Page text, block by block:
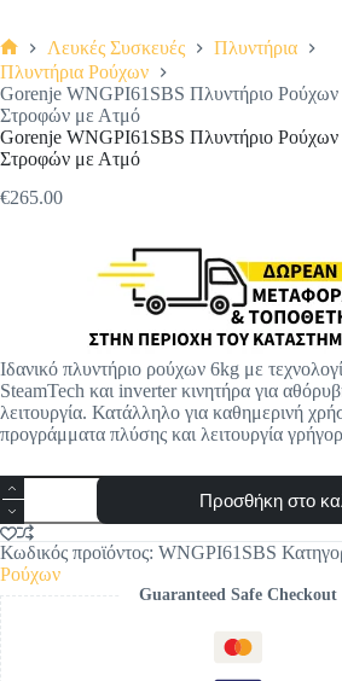
Αρχική
σελίδα
Λευκές Συσκευές
Πλυντήρια
Πλυντήρια Ρούχων
Gorenje WNGPI61SBS Πλυντήριο
Στροφών με Ατμό
Gorenje WNGPI61SBS Πλυντήριο
Στροφών με Ατμό
Original
€279.00.
€265.00
Η
Ιδανικό πλυντήριο ρούχων 6kg με
SteamTech και inverter κινητήρα για
λειτουργία. Κατάλληλο για καθημερινή
προγράμματα πλύσης και λειτουργία
Gorenje
WNGPI61SBS
Πλυντήριο
Ρούχων
6kg
1000
Στροφών
με
Ατμό
ποσότητα
Προσθήκη στο
Κωδικός προϊόντος: WNGPI61SBS
Ρούχων
Guaranteed Safe Checkout